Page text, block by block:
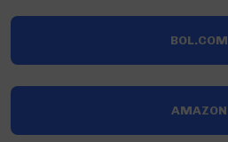
BOL.COM
AMAZON